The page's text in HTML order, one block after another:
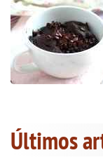
Últimos